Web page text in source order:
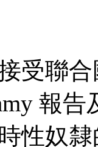
受聯
報
性奴